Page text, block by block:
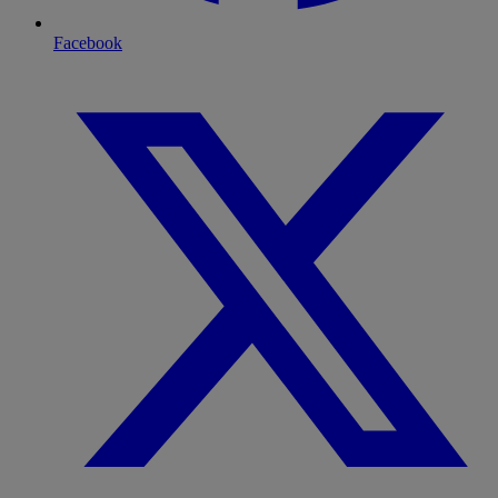
Facebook